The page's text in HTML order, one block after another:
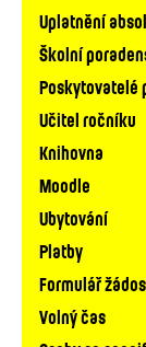
Uplatnění
Školní
Poskytovatelé
Učitel ročníku
Knihovna
Moodle
Ubytování
Platby
Formulář
Volný čas